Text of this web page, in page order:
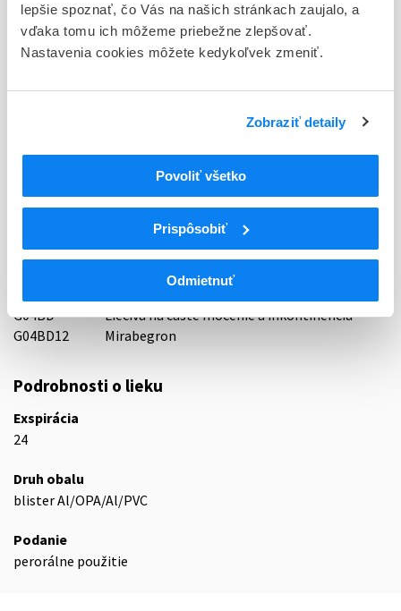
lepšie spoznať, čo Vás na našich stránkach zaujalo, a
vďaka tomu ich môžeme priebežne zlepšovať.
Nastavenia cookies môžete kedykoľvek zmeniť.
Zobraziť detaily
Povoliť všetko
Prispôsobiť
Odmietnuť
Typ registračnej procedúry
Decentralizovaná
Držiteľ, krajina
TEVA Pharmaceuticals Slovakia s.r.o., Slovensko
Indikačná skupina
ATC
UROGENITÁLNY TRAKT A POHLAVNÉ
HORMÓNY
UROLOGIKÁ
G04BD
Liečivá na časté močenie a inkontinenciu
G04BD12
Mirabegron
Podrobnosti o lieku
Exspirácia
24
Druh obalu
blister Al/OPA/Al/PVC
Podanie
perorálne použitie